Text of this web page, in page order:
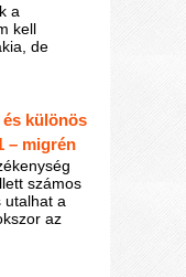
a
kell
de
különös
– migrén
számos
utalhat a
az